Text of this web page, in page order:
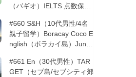
（バギオ）IELTS 点数保証
#660 S&H（10代男性/4名
親子留学）Boracay Coco E
nglish（ボラカイ島）Junio
ン留学
#661 En（30代男性）TAR
GET（セブ島/セブシティ郊